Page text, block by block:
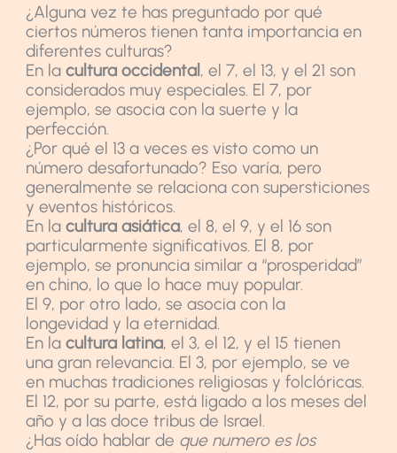
¿Alguna vez te has preguntado por qué
ciertos números tienen tanta importancia en
diferentes culturas?
En lacultura occidental , el 7, el 13, y el 21 son
considerados muy especiales. El 7, por
ejemplo, se asocia con la suerte y la
perfección.
¿Por qué el 13 a veces es visto como un
número desafortunado? Eso varía, pero
generalmente se relaciona con supersticiones
y eventos históricos.
En lacultura asiática, el 8, el 9, y el 16 son
particularmente significativos. El 8, por
ejemplo, se pronuncia similar a “prosperidad”
en chino, lo que lo hace muy popular.
El 9, por otro lado, se asocia con la
longevidad y la eternidad.
En lacultura latina, el 3, el 12, y el 15 tienen
una gran relevancia. El 3, por ejemplo, se ve
en muchas tradiciones religiosas y folclóricas.
El 12, por su parte, está ligado a los meses del
año y a las doce tribus de Israel.
¿Has oído hablar de que numero es los